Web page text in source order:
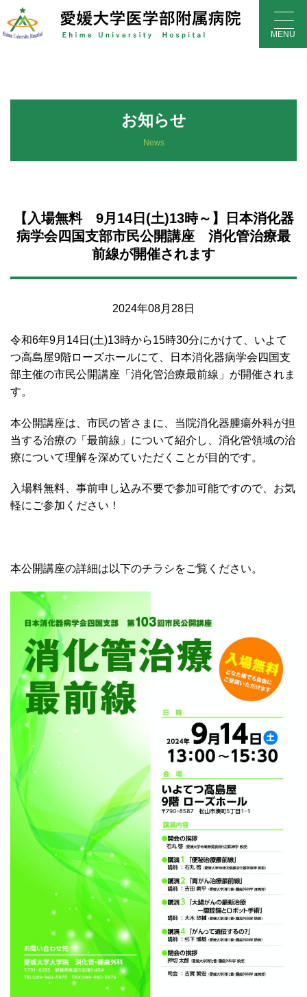
Skip
to
content
MENU
お知らせ
News
【入場無料 9月14日(土)13時～】日本消化器
病学会四国支部市民公開講座 消化管治療最
前線が開催されます
2024年08月28日
令和6年9月14日(土)13時から15時30分にかけて、いよて
つ高島屋9階ローズホールにて、日本消化器病学会四国支
部主催の市民公開講座「消化管治療最前線」が開催されま
す。
本公開講座は、市民の皆さまに、当院消化器腫瘍外科が担
当する治療の「最前線」について紹介し、消化管領域の治
療について理解を深めていただくことが目的です。
入場料無料、事前申し込み不要で参加可能ですので、お気
軽にご参加ください！
本公開講座の詳細は以下のチラシをご覧ください。